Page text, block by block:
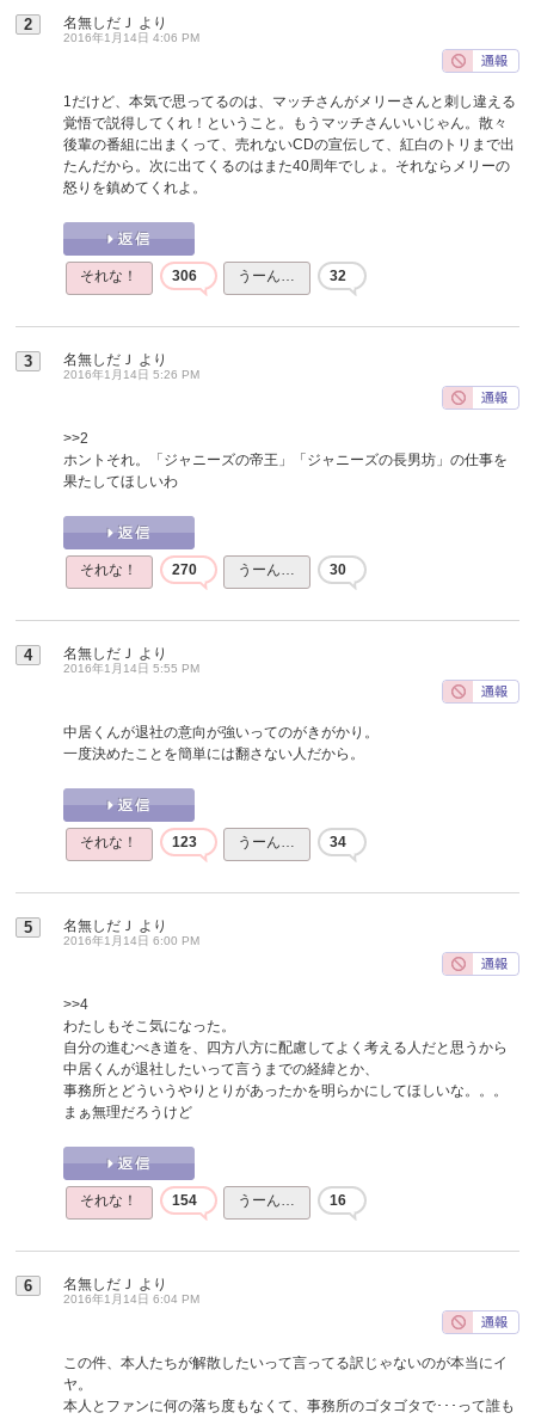
2 名無しだＪ より
2016年1月14日 4:06 PM
1だけど、本気で思ってるのは、マッチさんがメリーさんと刺し違える
覚悟で説得してくれ！ということ。もうマッチさんいいじゃん。散々
後輩の番組に出まくって、売れないCDの宣伝して、紅白のトリまで出
たんだから。次に出てくるのはまた40周年でしょ。それならメリーの
怒りを鎮めてくれよ。
それな！ 306 うーん… 32
3 名無しだＪ より
2016年1月14日 5:26 PM
>>2
ホントそれ。「ジャニーズの帝王」「ジャニーズの長男坊」の仕事を
果たしてほしいわ
それな！ 270 うーん… 30
4 名無しだＪ より
2016年1月14日 5:55 PM
中居くんが退社の意向が強いってのがきがかり。
一度決めたことを簡単には翻さない人だから。
それな！ 123 うーん… 34
5 名無しだＪ より
2016年1月14日 6:00 PM
>>4
わたしもそこ気になった。
自分の進むべき道を、四方八方に配慮してよく考える人だと思うから
中居くんが退社したいって言うまでの経緯とか、
事務所とどういうやりとりがあったかを明らかにしてほしいな。。。
まぁ無理だろうけど
それな！ 154 うーん… 16
6 名無しだＪ より
2016年1月14日 6:04 PM
この件、本人たちが解散したいって言ってる訳じゃないのが本当にイ
ヤ。
本人とファンに何の落ち度もなくて、事務所のゴタゴタで･･･って誰も